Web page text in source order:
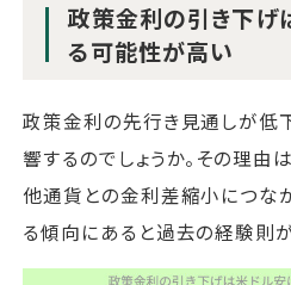
政策金利の引き下げ
る可能性が高い
政策金利の先行き見通しが低
響するのでしょうか。その理由
他通貨との金利差縮小につな
る傾向にあると過去の経験則が